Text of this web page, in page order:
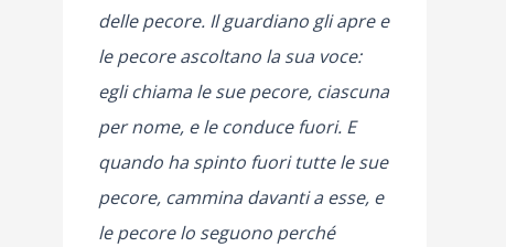
delle pecore. Il guardiano gli apre e
le pecore ascoltano la sua voce:
egli chiama le sue pecore, ciascuna
per nome, e le conduce fuori. E
quando ha spinto fuori tutte le sue
pecore, cammina davanti a esse, e
le pecore lo seguono perché